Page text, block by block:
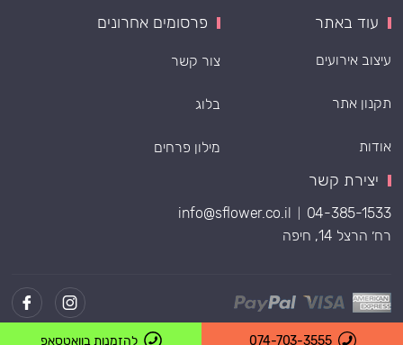
עוד באתר
עיצוב אירועים
תקנון אתר
אודות
פרסומים אחרונים
צור קשר
בלוג
מילון פרחים
יצירת קשר
04-385-1533
info@sflower.co.il
רח׳ הרצל 14, חיפה
074-703-3555 להזמנות בוואטסאפ